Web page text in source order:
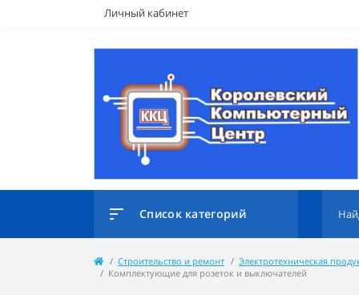
Личный кабинет
Список категорий
Строительство и ремонт
Электротехническая
Комплектующие для розеток и выключателей